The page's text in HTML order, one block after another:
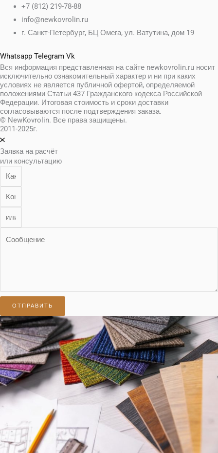
+7 (812) 219-78-88
info@newkovrolin.ru
г. Санкт-Петербург, БЦ Омега, ул. Ватутина, дом 19
Whatsapp Telegram Vk
Вся информация представленная на сайте newkovrolin.ru носит
исключительно ознакомительный характер и ни при каких
условиях не является публичной офертой, определяемой
положениями Статьи 437 Гражданского кодекса Российской
Федерации. Итоговая стоимость и сроки доставки
согласовываются после подтверждения заказа.
© NewKovrolin. Все права защищены.
2011-2025г.
Заявка на расчёт
или консультацию
ОТПРАВИТЬ